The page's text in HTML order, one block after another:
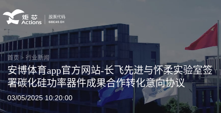
首页 > 行业新闻
安博体育app官方网站-长飞先进与怀柔实验室签
署碳化硅功率器件成果合作转化意向协议
03/05/2025 10:20:00